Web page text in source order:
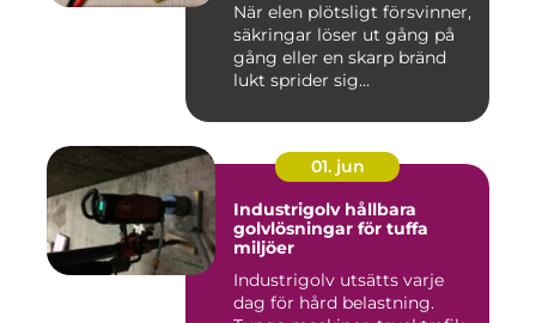
När elen plötsligt försvinner,
säkringar löser ut gång på
gång eller en skarp bränd
lukt sprider sig...
01. jun
Industrigolv hållbara
golvlösningar för tuffa
miljöer
Industrigolv utsätts varje
dag för hård belastning.